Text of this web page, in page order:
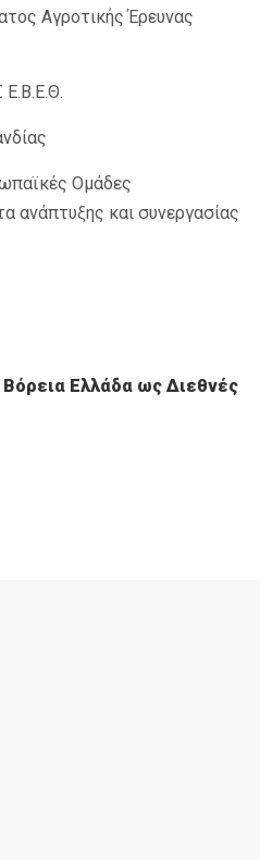
Αγροτικής Έρευνας
Ε.Β.Ε.Θ.
Ομάδες
ανάπτυξης και συνεργασίας
Βόρεια Ελλάδα ως Διεθνές